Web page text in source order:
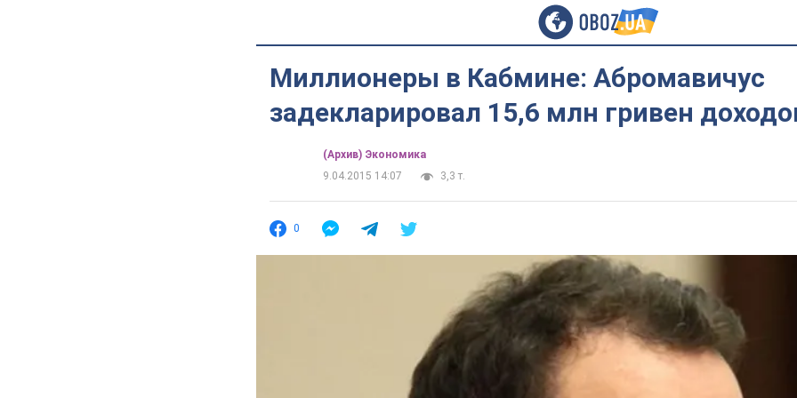
Миллионеры в Кабмине: Абромавичус
задекларировал 15,6 млн гривен
(Архив) Экономика
9.04.2015 14:07
3,3 т.
0